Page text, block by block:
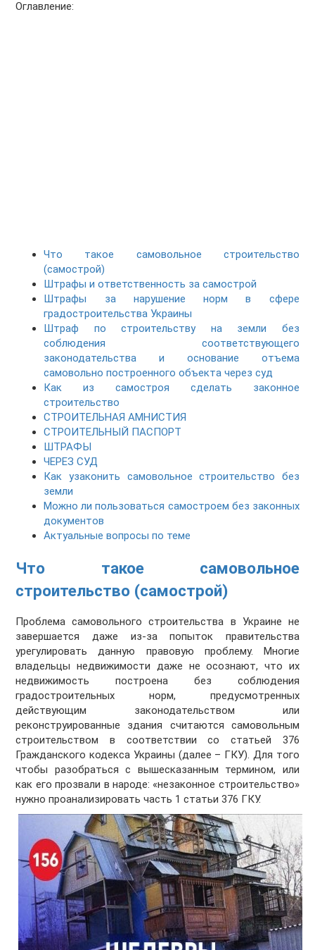
Оглавление:
Что такое самовольное строительство
(самострой)
Штрафы и ответственность за самострой
Штрафы за нарушение норм в сфере
градостроительства Украины
Штраф по строительству на земли без
соблюдения соответствующего
законодательства и основание отъема
самовольно построенного объекта через суд
Как из самостроя сделать законное
строительство
СТРОИТЕЛЬНАЯ АМНИСТИЯ
СТРОИТЕЛЬНЫЙ ПАСПОРТ
ШТРАФЫ
ЧЕРЕЗ СУД
Как узаконить самовольное строительство без
земли
Можно ли пользоваться самостроем без законных
документов
Актуальные вопросы по теме
Что такое самовольное
строительство (самострой)
Проблема самовольного строительства в Украине не
завершается даже из-за попыток правительства
урегулировать данную правовую проблему. Многие
владельцы недвижимости даже не осознают, что их
недвижимость построена без соблюдения
градостроительных норм, предусмотренных
действующим законодательством или
реконструированные здания считаются самовольным
строительством в соответствии со статьей 376
Гражданского кодекса Украины (далее – ГКУ). Для того
чтобы разобраться с вышесказанным термином, или
как его прозвали в народе: «незаконное строительство»
нужно проанализировать часть 1 статьи 376 ГКУ.